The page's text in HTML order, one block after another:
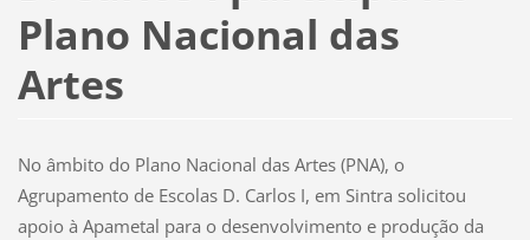
Plano Nacional das
Artes
No âmbito do Plano Nacional das Artes (PNA), o
Agrupamento de Escolas D. Carlos I, em Sintra solicitou
apoio à Apametal para o desenvolvimento e produção da